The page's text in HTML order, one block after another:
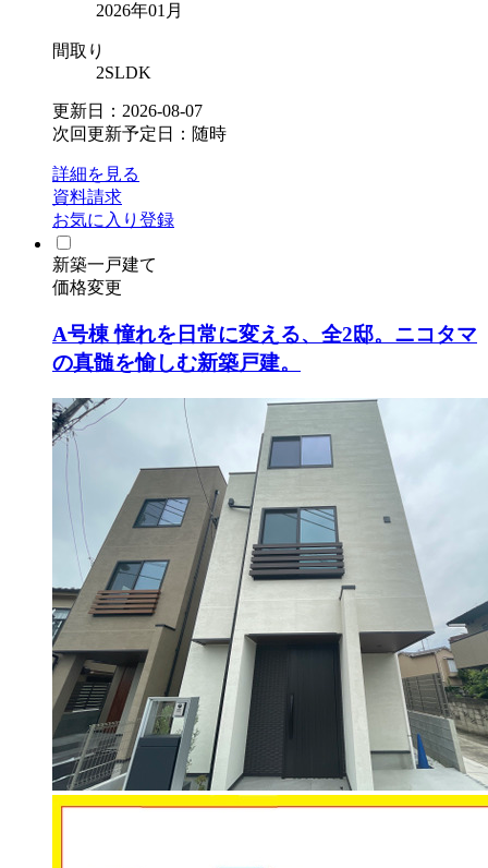
2026年01月
間取り
2SLDK
更新日：2026-08-07
次回更新予定日：随時
詳細を見る
資料請求
お気に入り登録
新築一戸建て
価格変更
A号棟 憧れを日常に変える、全2邸。ニコタマ
の真髄を愉しむ新築戸建。